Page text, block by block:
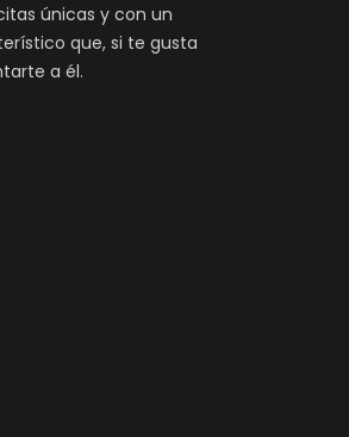
únicas y con un
que, si te gusta
a él.